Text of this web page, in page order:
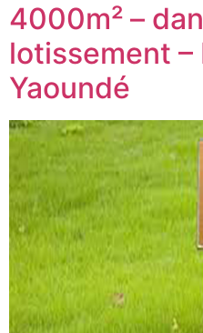
4000m² –
lotissement –
Yaoundé